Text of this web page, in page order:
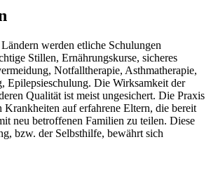
werden etliche Schulungen
Stillen, Ernährungskurse, sicheres
Notfalltherapie, Asthmatherapie,
Epilepsieschulung. Die Wirksamkeit der
Qualität ist meist ungesichert. Die Praxis
Krankheiten auf erfahrene Eltern, die bereit
neu betroffenen Familien zu teilen. Diese
bzw. der Selbsthilfe, bewährt sich